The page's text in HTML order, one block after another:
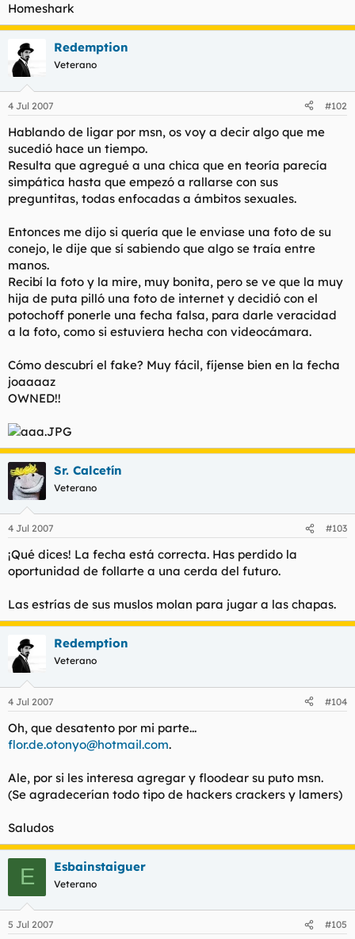
Homeshark
Redemption
Veterano
4 Jul 2007 #102
Hablando de ligar por msn, os voy a decir algo que me
sucedió hace un tiempo.
Resulta que agregué a una chica que en teoría parecía
simpática hasta que empezó a rallarse con sus
preguntitas, todas enfocadas a ámbitos sexuales.
Entonces me dijo si quería que le enviase una foto de su
conejo, le dije que sí sabiendo que algo se traía entre
manos.
Recibí la foto y la mire, muy bonita, pero se ve que la muy
hija de puta pilló una foto de internet y decidió con el
potochoff ponerle una fecha falsa, para darle veracidad
a la foto, como si estuviera hecha con videocámara.
Cómo descubrí el fake? Muy fácil, fíjense bien en la fecha
joaaaaz
OWNED!!
Sr. Calcetín
Veterano
4 Jul 2007 #103
¡Qué dices! La fecha está correcta. Has perdido la
oportunidad de follarte a una cerda del futuro.
Las estrías de sus muslos molan para jugar a las chapas.
Redemption
Veterano
4 Jul 2007 #104
Oh, que desatento por mi parte...
flor.de.otonyo@hotmail.com.
Ale, por si les interesa agregar y floodear su puto msn.
(Se agradecerían todo tipo de hackers crackers y lamers)
Saludos
E Esbainstaiguer
Veterano
5 Jul 2007 #105